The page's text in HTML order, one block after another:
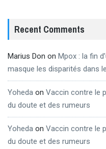
Recent Comments
Marius Don on Mpox : la fin
masque les disparités dans
Yoheda on Vaccin contre le
du doute et des rumeurs
Yoheda on Vaccin contre le
du doute et des rumeurs